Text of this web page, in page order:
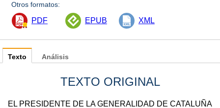
Otros formatos:
PDF EPUB XML
Texto
TEXTO ORIGINAL
EL PRESIDENTE DE LA GENERALIDAD DE CATALUÑA
Análisis